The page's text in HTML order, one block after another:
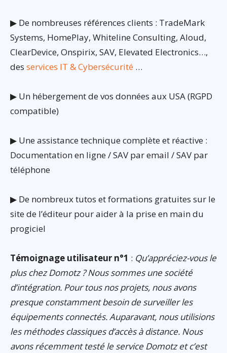
▶ De nombreuses références clients : TradeMark
Systems, HomePlay, Whiteline Consulting, Aloud,
ClearDevice, Onspirix, SAV, Elevated Electronics…,
des services IT & Cybersécurité …
▶ Un hébergement de vos données aux USA (RGPD
compatible)
▶ Une assistance technique complète et réactive :
Documentation en ligne / SAV par email / SAV par
téléphone
▶ De nombreux tutos et formations gratuites sur le
site de l’éditeur pour aider à la prise en main du
progiciel
Témoignage utilisateur n°1 : Qu’appréciez-vous le
plus chez Domotz ? Nous sommes une société
d’intégration. Pour tous nos projets, nous avons
presque constamment besoin de surveiller les
équipements connectés. Auparavant, nous utilisions
les méthodes classiques d’accès à distance. Nous
avons récemment testé le service Domotz et c’est